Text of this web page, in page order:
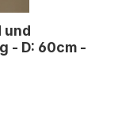
und
- D: 60cm -